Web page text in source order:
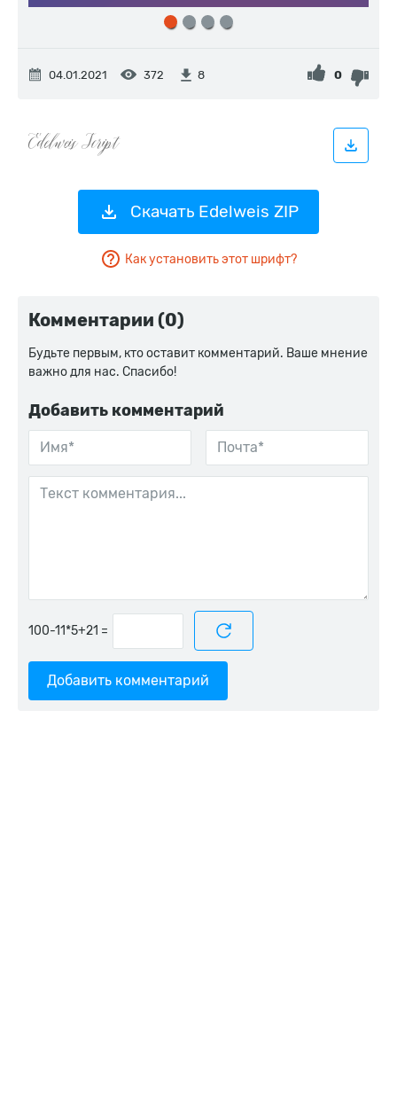
04.01.2021 372 8 0
Скачать Edelweis ZIP
Как установить этот шрифт?
Комментарии (0)
Будьте первым, кто оставит комментарий. Ваше мнение
важно для нас. Спасибо!
Добавить комментарий
=
Добавить комментарий